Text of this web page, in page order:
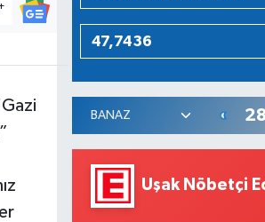
Uşak Nöbetçi